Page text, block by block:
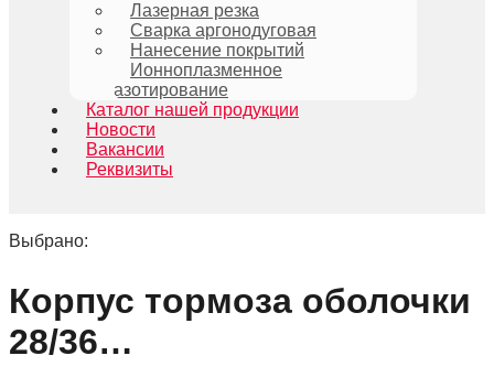
Лазерная резка
Сварка аргонодуговая
Нанесение покрытий
Ионноплазменное
азотирование
Каталог нашей продукции
Новости
Вакансии
Реквизиты
Выбрано:
Корпус тормоза оболочки
28/36…